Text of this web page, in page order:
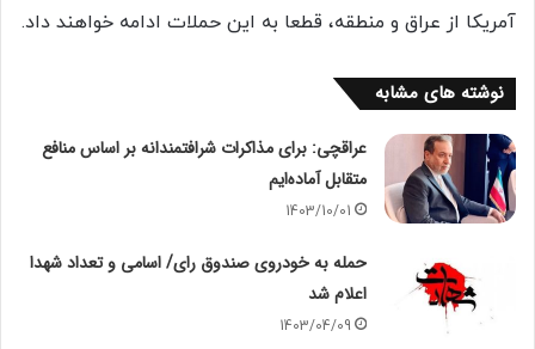
آمریکا از عراق و منطقه، قطعا به این حملات ادامه خواهند داد.
نوشته های مشابه
عراقچی: برای مذاکرات شرافتمندانه بر اساس منافع
متقابل آماده‌ایم
1403/10/01
حمله به خودروی صندوق رای/ اسامی و تعداد شهدا
اعلام شد
1403/04/09